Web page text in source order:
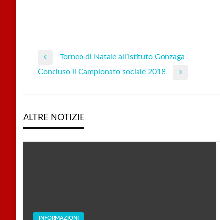
Navigazione
Post
Torneo di Natale all’Istituto Gonzaga
Concluso il Campionato sociale 2018
ALTRE NOTIZIE
INFORMAZIONI